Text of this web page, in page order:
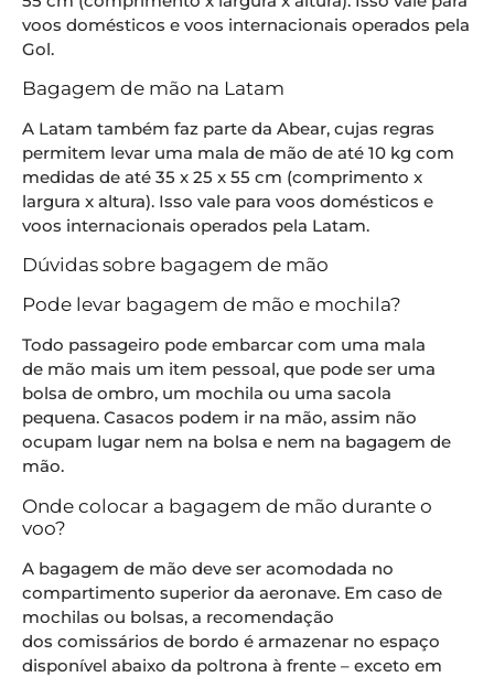
voos domésticos e voos internacionais operados pela
Gol.
Bagagem de mão na Latam
A Latam também faz parte da Abear, cujas regras
permitem levar uma mala de mão de até 10 kg com
medidas de até 35 x 25 x 55 cm (comprimento x
largura x altura). Isso vale para voos domésticos e
voos internacionais operados pela Latam.
Dúvidas sobre bagagem de mão
Pode levar bagagem de mão e mochila?
Todo passageiro pode embarcar com uma mala
de mão mais um item pessoal, que pode ser uma
bolsa de ombro, um mochila ou uma sacola
pequena. Casacos podem ir na mão, assim não
ocupam lugar nem na bolsa e nem na bagagem de
mão.
Onde colocar a bagagem de mão durante o
voo?
A bagagem de mão deve ser acomodada no
compartimento superior da aeronave. Em caso de
mochilas ou bolsas, a recomendação
dos comissários de bordo é armazenar no espaço
disponível abaixo da poltrona à frente – exceto em